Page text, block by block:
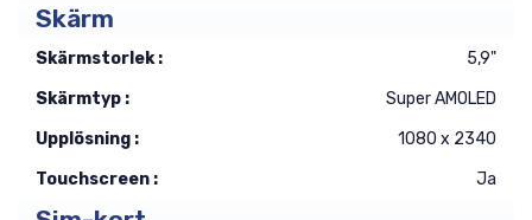
Skärm
Skärmstorlek :
5,9"
Skärmtyp :
Super AMOLED
Upplösning :
1080 x 2340
Touchscreen :
Ja